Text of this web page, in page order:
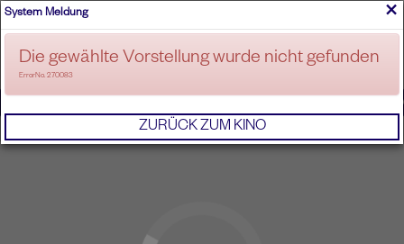
ANMELDEN
×
System Meldung
Die gewählte Vorstellung wurde nicht gefunden
ErrorNo. 270083
ZURÜCK ZUM KINO